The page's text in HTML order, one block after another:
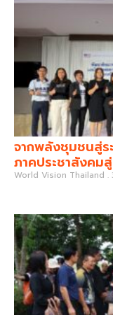
จากพลังชุมชนสู่ร
ภาคประชาสังคม
World Vision Thailand